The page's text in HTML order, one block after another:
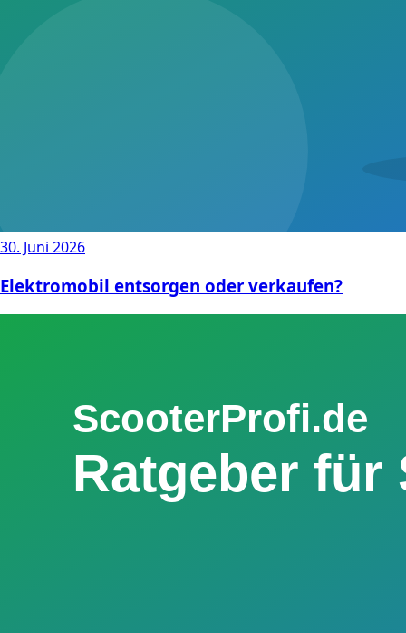
30. Juni 2026
Elektromobil entsorgen oder verkaufen?